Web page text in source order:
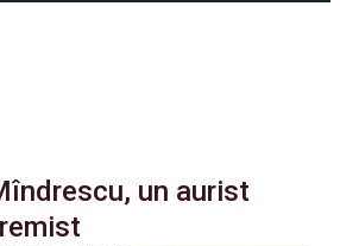
un aurist